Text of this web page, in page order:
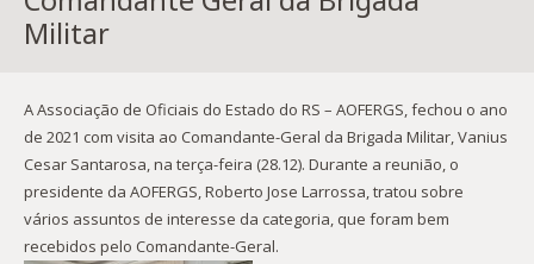
Militar
A Associação de Oficiais do Estado do RS – AOFERGS, fechou o ano
de 2021 com visita ao Comandante-Geral da Brigada Militar, Vanius
Cesar Santarosa, na terça-feira (28.12). Durante a reunião, o
presidente da AOFERGS, Roberto Jose Larrossa, tratou sobre
vários assuntos de interesse da categoria, que foram bem
recebidos pelo Comandante-Geral.